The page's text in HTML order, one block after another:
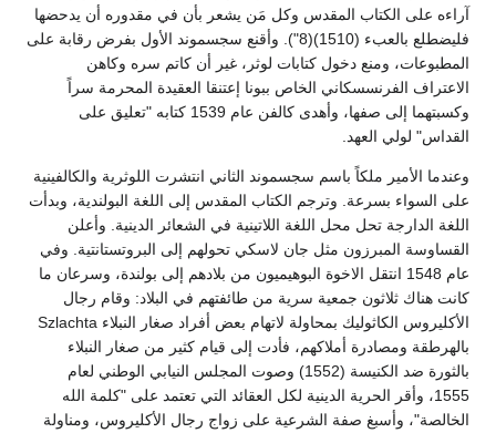
آراءه على الكتاب المقدس وكل مَن يشعر بأن في مقدوره أن يدحضها
فليضطلع بالعبء (1510)(8"). وأقنع سجسموند الأول بفرض رقابة على
المطبوعات، ومنع دخول كتابات لوثر، غير أن كاتم سره وكاهن
الاعتراف الفرنسسكاني الخاص ببونا إعتنقا العقيدة المحرمة سراً
وكسبتهما إلى صفها، وأهدى كالفن عام 1539 كتابه "تعليق على
القداس" لولي العهد.
وعندما الأمير ملكاً باسم سجسموند الثاني انتشرت اللوثرية والكالفينية
على السواء بسرعة. وترجم الكتاب المقدس إلى اللغة البولندية، وبدأت
اللغة الدارجة تحل محل اللغة اللاتينية في الشعائر الدينية. وأعلن
القساوسة المبرزون مثل جان لاسكي تحولهم إلى البروتستانتية. وفي
عام 1548 انتقل الاخوة البوهيميون من بلادهم إلى بولندة، وسرعان ما
كانت هناك ثلاثون جمعية سرية من طائفتهم في البلاد: وقام رجال
الأكليروس الكاثوليك بمحاولة لاتهام بعض أفراد صغار النبلاء Szlachta
بالهرطقة ومصادرة أملاكهم، فأدت إلى قيام كثير من صغار النبلاء
بالثورة ضد الكنيسة (1552) وصوت المجلس النيابي الوطني لعام
1555، وأقر الحرية الدينية لكل العقائد التي تعتمد على "كلمة الله
الخالصة"، وأسبغ صفة الشرعية على زواج رجال الأكليروس، ومناولة